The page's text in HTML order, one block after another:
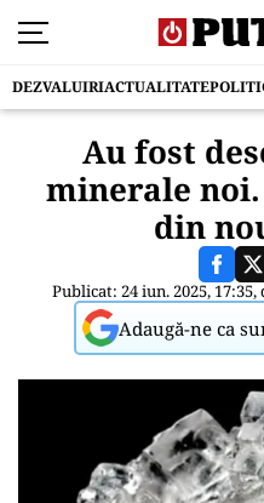
DEZVALUIRIACTUALITATE
Au fost
minerale
din
Publicat: 24 iun. 2025, 17:35,
Adaugă-ne ca